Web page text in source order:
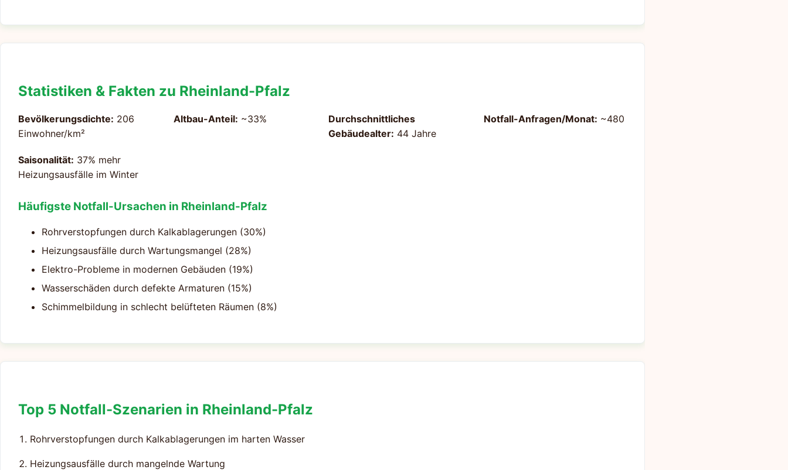
Statistiken & Fakten zu Rheinland-Pfalz
Bevölkerungsdichte: 206
Einwohner/km²
Altbau-Anteil: ~33%
Durchschnittliches
Gebäudealter: 44 Jahre
Notfall-Anfragen/Monat: ~480
Saisonalität: 37% mehr
Heizungsausfälle im Winter
Häufigste Notfall-Ursachen in Rheinland-Pfalz
Rohrverstopfungen durch Kalkablagerungen (30%)
Heizungsausfälle durch Wartungsmangel (28%)
Elektro-Probleme in modernen Gebäuden (19%)
Wasserschäden durch defekte Armaturen (15%)
Schimmelbildung in schlecht belüfteten Räumen (8%)
Top 5 Notfall-Szenarien in Rheinland-Pfalz
Rohrverstopfungen durch Kalkablagerungen im harten Wasser
Heizungsausfälle durch mangelnde Wartung